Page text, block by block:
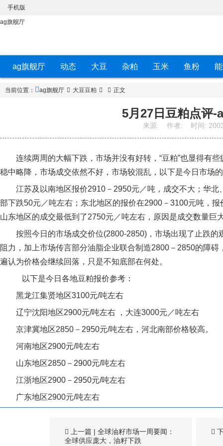
手机版
ag旗舰厅
ag旗舰厅 动态 大豆 杂粕 玉米 鱼粉
当前位置： ag旗舰厅 大豆豆粕 正文
5月27日豆粕点评-
来源: 作者: 时间:
连续两周的大幅下跌，市场并没有好转，“豆粕”也显得有些
稳中略降，市场成交依然不好，市场较混乱，以下是今日市场
江苏及以南地区报价2910－2950元／吨，成交不大；华北
部下跌50元／吨左右；东北地区的报价在2900－3100元吨，
山东地区的成交最低到了2750元／吨左右，原因是成交数量巨
按照今日的市场成交价位(2800-2850)，市场出现了止跌的
阻力，加上市场传言部分油脂企业联合制造2800－2850的障
遍认为价格会继续回落，只是不知底部在何处。
以下是今日各地豆粕报价参考：
黑龙江集贤地区3100元/吨左右
辽宁沈阳地区2900元/吨左右 ，大连3000元／吨左右
京津冀地区2850－2950元/吨左右，河北南部价格较高。
河南地区2900元/吨左右
山东地区2850－2900元/吨左右
江浙地区2900－2950元/吨左右
广东地区2900元/吨左右
上一篇 | 全球油籽市场一周要闻：
全球供应庞大，油籽下跌